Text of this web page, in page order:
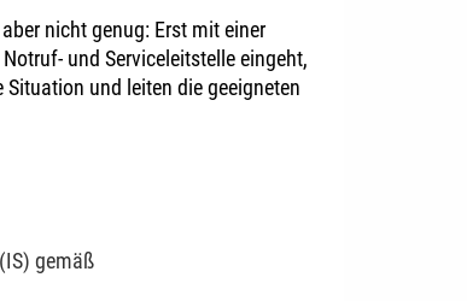
nicht genug: Erst mit einer
und Serviceleitstelle eingeht,
und leiten die geeigneten
gemäß